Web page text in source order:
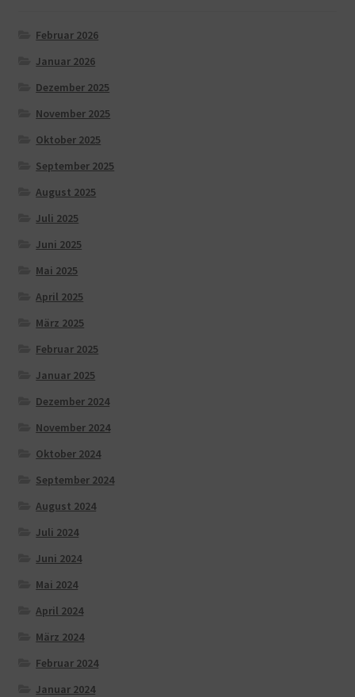
Februar 2026
Januar 2026
Dezember 2025
November 2025
Oktober 2025
September 2025
August 2025
Juli 2025
Juni 2025
Mai 2025
April 2025
März 2025
Februar 2025
Januar 2025
Dezember 2024
November 2024
Oktober 2024
September 2024
August 2024
Juli 2024
Juni 2024
Mai 2024
April 2024
März 2024
Februar 2024
Januar 2024